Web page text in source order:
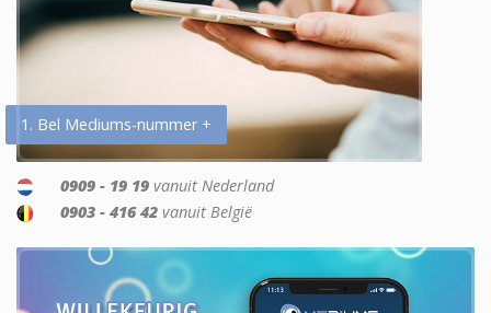
1. Bel Mediums-nummer +
0909 - 19 19 vanuit Nederland
0903 - 416 42 vanuit België